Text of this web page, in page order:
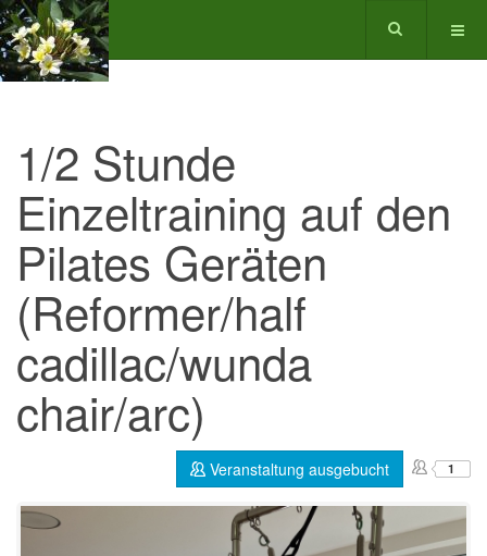
1/2 Stunde
Einzeltraining auf den
Pilates Geräten
(Reformer/half
cadillac/wunda
chair/arc)
Veranstaltung ausgebucht 1